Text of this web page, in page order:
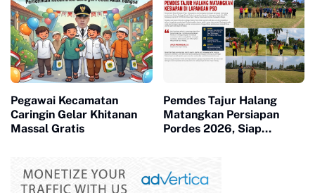
Pegawai Kecamatan
Caringin Gelar Khitanan
Massal Gratis
Pemdes Tajur Halang
Matangkan Persiapan
Pordes 2026, Siap